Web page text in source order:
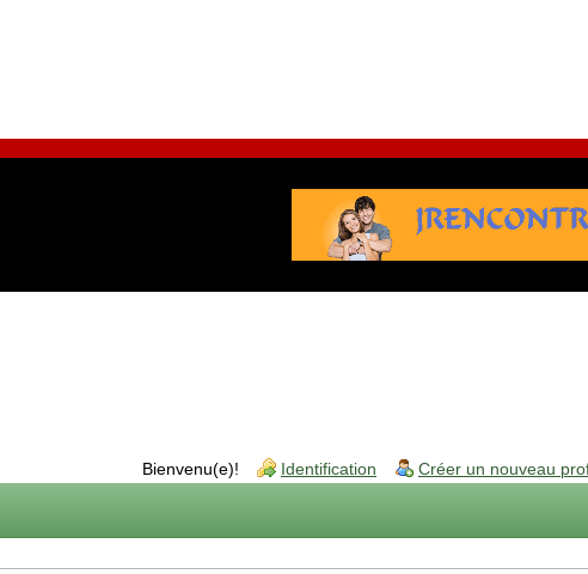
Bienvenu(e)! Identification Créer un nouveau